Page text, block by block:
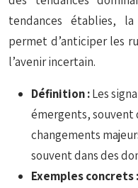
tendances établies,
permet d’anticiper les
l’avenir incertain.
Définition :Les
émergents, souvent
changements
souvent dans des
Exemples concrets :